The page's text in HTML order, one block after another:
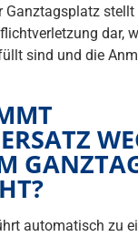
Ganztagsplatz stellt
dar,
sind und die
automatisch zu